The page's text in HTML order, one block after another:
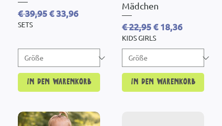
Standardpreis
€ 39,95Sale-Preis
€ 33,96
SETS
In den Warenkorb
Mädchen
Standardpreis
€ 22,95Sale-Preis
€ 18,36
KIDS GIRLS
In den Warenkorb